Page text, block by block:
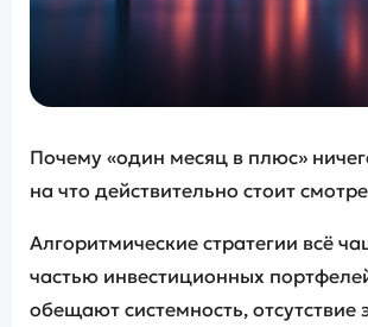
Почему «один месяц в плюс»
на что действительно стоит
Алгоритмические стратегии всё
частью инвестиционных
обещают системность, отсутствие